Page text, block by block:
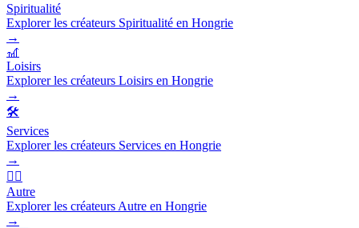
Spiritualité
Explorer les créateurs Spiritualité en Hongrie
→
🎢
Loisirs
Explorer les créateurs Loisirs en Hongrie
→
🛠️
Services
Explorer les créateurs Services en Hongrie
→
🧜‍♂️
Autre
Explorer les créateurs Autre en Hongrie
→